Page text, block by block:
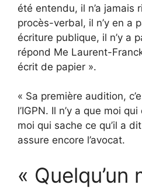
été entendu, il n’a jamais
procès-verbal, il n’y en a
écriture publique, il n’y a
répond Me Laurent-
écrit de papier ».
« Sa première audition,
l’IGPN. Il n’y a que moi
moi qui sache ce qu’il a
assure encore l’avocat.
« Quelqu’un